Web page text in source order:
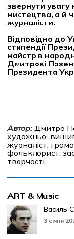
звернути увагу
мистецтва, а й
журналісти.
Відповідно до
стипендії
майстрів
Дмитрові
Президента
Автор: Дмитро
художньої
журналіст,
фольклорист,
творчості.
ART & Music
Василь
3 січня